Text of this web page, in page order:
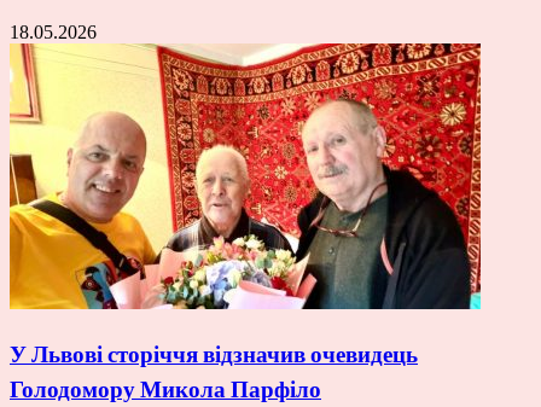
18.05.2026
У Львові сторіччя відзначив очевидець
Голодомору Микола Парфіло